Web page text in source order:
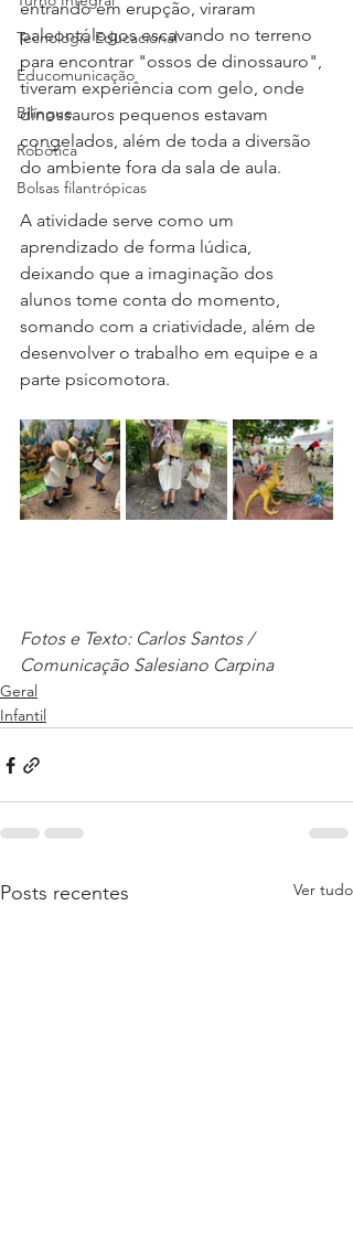
Tecnologia Educacional
Educomunicação
Bilíngue
Robótica
Bolsas filantrópicas
entrando em erupção, viraram
paleontólogos escavando no terreno
para encontrar "ossos de dinossauro",
tiveram experiência com gelo, onde
dinossauros pequenos estavam
congelados, além de toda a diversão
do ambiente fora da sala de aula.
A atividade serve como um
aprendizado de forma lúdica,
deixando que a imaginação dos
alunos tome conta do momento,
somando com a criatividade, além de
desenvolver o trabalho em equipe e a
parte psicomotora.
Fotos e Texto: Carlos Santos /
Comunicação Salesiano Carpina
Geral
Infantil
Posts recentes Ver tudo